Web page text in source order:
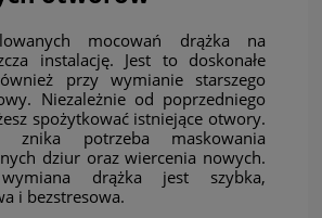
mocowań drążka na
instalację. Jest to doskonałe
przy wymianie starszego
Niezależnie od poprzedniego
spożytkować istniejące otwory.
znika potrzeba maskowania
dziur oraz wiercenia nowych.
drążka jest szybka,
i bezstresowa.